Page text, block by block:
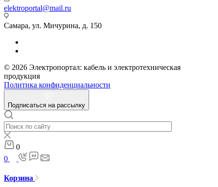
elektroportal@mail.ru
Самара, ул. Мичурина, д. 150
© 2026 Электропортал: кабель и электротехническая
продукция
Политика конфиденциальности
Подписаться на рассылку
0
0
Корзина